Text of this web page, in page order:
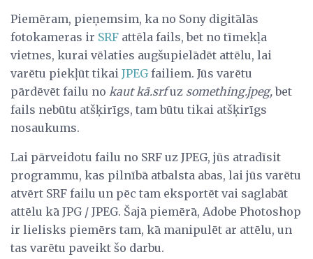
Piemēram, pieņemsim, ka no Sony digitālās
fotokameras ir SRF attēla fails, bet no tīmekļa
vietnes, kurai vēlaties augšupielādēt attēlu, lai
varētu piekļūt tikai JPEG failiem. Jūs varētu
pārdēvēt failu no kaut kā.srfuz something.jpeg,bet
fails nebūtu atšķirīgs, tam būtu tikai atšķirīgs
nosaukums.
Lai pārveidotu failu no SRF uz JPEG, jūs atradīsit
programmu, kas pilnībā atbalsta abas, lai jūs varētu
atvērt SRF failu un pēc tam eksportēt vai saglabāt
attēlu kā JPG / JPEG. Šajā piemērā, Adobe Photoshop
ir lielisks piemērs tam, kā manipulēt ar attēlu, un
tas varētu paveikt šo darbu.